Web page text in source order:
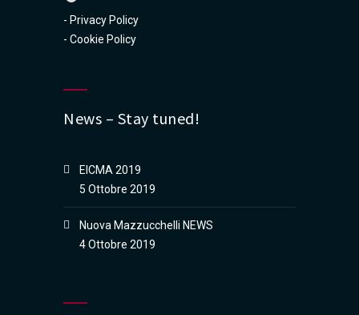
- Privacy Policy
- Cookie Policy
News – Stay tuned!
EICMA 2019
5 Ottobre 2019
Nuova Mazzucchelli NEWS
4 Ottobre 2019